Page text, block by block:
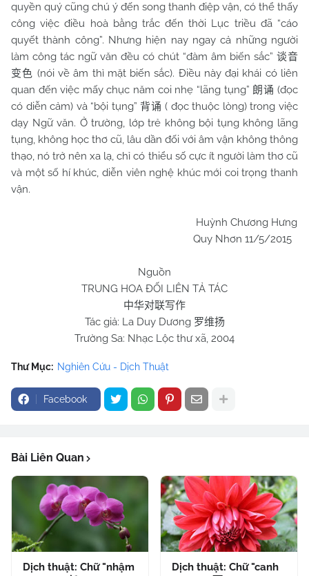
quyền quý cũng chú ý đến song thanh điệp vận, có thể thấy
công việc điều hoà bằng trắc đến thời Lục triều đã “cáo
quyết thành công”. Nhưng hiện nay ngay cả những người
làm công tác ngữ văn đều có chút “đàm âm biến sắc” 谈音
变色 (nói về âm thì mặt biến sắc). Điều này đại khái có liên
quan đến việc mấy chục năm coi nhẹ “lãng tụng” 朗诵 (đọc
có diễn cảm) và “bội tụng” 背诵 ( đọc thuộc lòng) trong việc
dạy Ngữ văn. Ở trường, lớp trẻ không bội tụng không lãng
tụng, không học thơ cũ, lâu dần đối với âm vận không thông
thạo, nó trở nên xa lạ, chỉ có thiểu số cực ít người làm thơ cũ
và một số hí khúc, diễn viên nghệ khúc mới coi trọng thanh
vận.
Huỳnh Chương Hưng
Quy Nhơn 11/5/2015
Nguồn
TRUNG HOA ĐỐI LIÊN TẢ TÁC
中华对联写作
Tác giả: La Duy Dương 罗维扬
Trường Sa: Nhạc Lộc thư xã, 2004
Thư Mục: Nghiên Cứu - Dịch Thuật
Facebook
Bài Liên Quan
Dịch thuật: Chữ "nhậm
Dịch thuật: Chữ "canh